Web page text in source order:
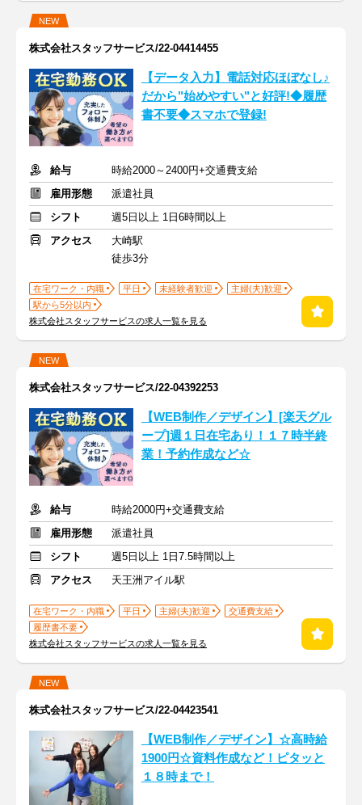
NEW
株式会社スタッフサービス/22-04414455
【データ入力】電話対応ほぼなし♪
だから"始めやすい"と好評!◆履歴
書不要◆スマホで登録!
給与
時給2000～2400円+交通費支給
雇用形態
派遣社員
シフト
週5日以上 1日6時間以上
アクセス
大崎駅
徒歩3分
在宅ワーク・内職 平日 未経験者歓迎
主婦(夫)歓迎
駅から5分以内
株式会社スタッフサービスの求人一覧を見る
NEW
株式会社スタッフサービス/22-04392253
【WEB制作／デザイン】[楽天グル
ープ]週１日在宅あり！１７時半終
業！予約作成など☆
給与
時給2000円+交通費支給
雇用形態
派遣社員
シフト
週5日以上 1日7.5時間以上
アクセス
天王洲アイル駅
在宅ワーク・内職 平日 主婦(夫)歓迎
交通費支給
履歴書不要
株式会社スタッフサービスの求人一覧を見る
NEW
株式会社スタッフサービス/22-04423541
【WEB制作／デザイン】☆高時給
1900円☆資料作成など！ピタッと
１８時まで！